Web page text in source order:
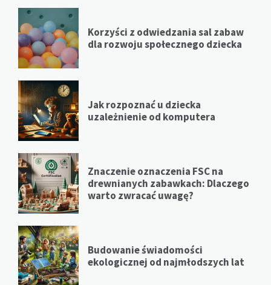
Korzyści z odwiedzania sal zabaw
dla rozwoju społecznego dziecka
Jak rozpoznać u dziecka
uzależnienie od komputera
Znaczenie oznaczenia FSC na
drewnianych zabawkach: Dlaczego
warto zwracać uwagę?
Budowanie świadomości
ekologicznej od najmłodszych lat